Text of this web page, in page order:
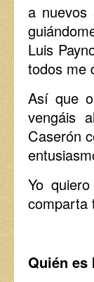
a nuevos
Luis
todos me
Así que
vengáis
Caserón
Yo
comparta
Quién es